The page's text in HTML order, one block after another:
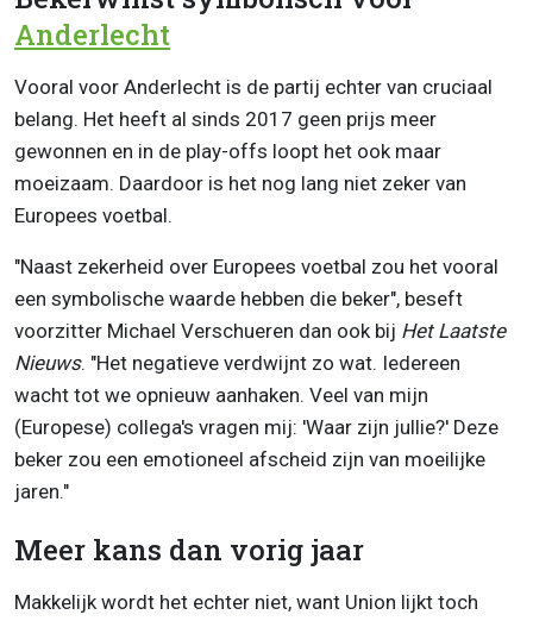
Anderlecht
Vooral voor Anderlecht is de partij echter van cruciaal
belang. Het heeft al sinds 2017 geen prijs meer
gewonnen en in de play-offs loopt het ook maar
moeizaam. Daardoor is het nog lang niet zeker van
Europees voetbal.
"Naast zekerheid over Europees voetbal zou het vooral
een symbolische waarde hebben die beker", beseft
voorzitter Michael Verschueren dan ook bij Het Laatste
Nieuws. "Het negatieve verdwijnt zo wat. Iedereen
wacht tot we opnieuw aanhaken. Veel van mijn
(Europese) collega's vragen mij: 'Waar zijn jullie?' Deze
beker zou een emotioneel afscheid zijn van moeilijke
jaren."
Meer kans dan vorig jaar
Makkelijk wordt het echter niet, want Union lijkt toch